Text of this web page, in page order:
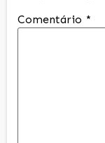
Comentário *